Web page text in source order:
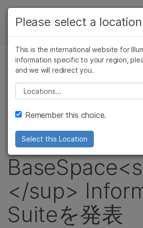
Skip to content
ソリューション
ラーニング
企業情報
サポート
お気に入りの分野を選択
ニュースセンター
プレスリリース
シーケンス
ノムデータ解
速する
</sup>
Suiteを発表
Please select a location
This is the international website for
information specific to your region,
and we will redirect you.
Please select a location
Remember this choice.
Select this Location
がん研究
農学研究
複雑な疾患